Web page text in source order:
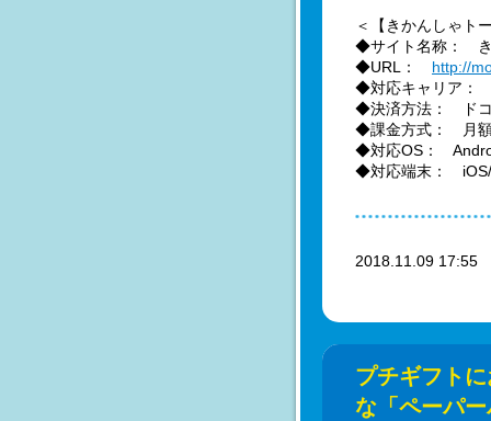
＜【きかんしゃト
◆サイト名称： き
◆URL： http://
◆対応キャリア：
◆決済方法： ドコ
◆課金方式： 月
◆対応OS：
◆対応端末： iOS/
2018.11.09
プチギフト
な「ペーパ